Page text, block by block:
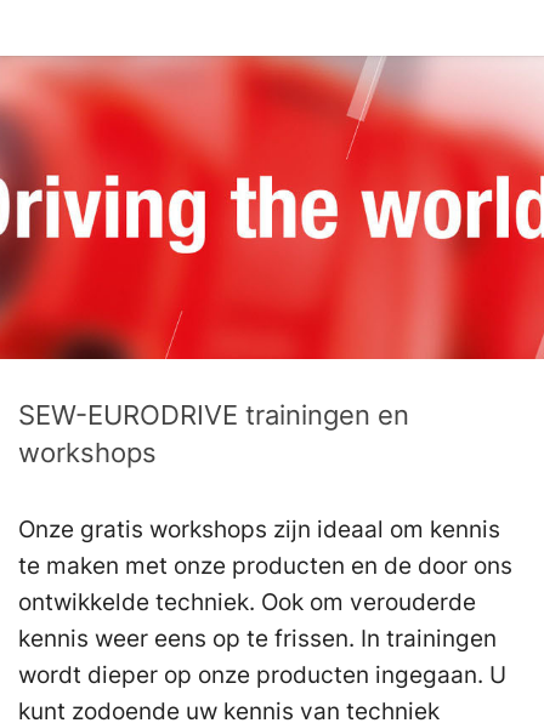
SEW-EURODRIVE trainingen en
workshops
Onze gratis workshops zijn ideaal om kennis
te maken met onze producten en de door ons
ontwikkelde techniek. Ook om verouderde
kennis weer eens op te frissen. In trainingen
wordt dieper op onze producten ingegaan. U
kunt zodoende uw kennis van techniek